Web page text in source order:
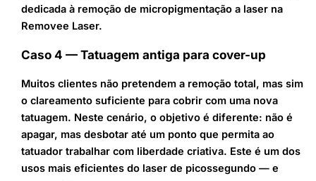
dedicada à remoção de micropigmentação a laser na
Removee Laser.
Caso 4 — Tatuagem antiga para cover-up
Muitos clientes não pretendem a remoção total, mas sim
o clareamento suficiente para cobrir com uma nova
tatuagem. Neste cenário, o objetivo é diferente: não é
apagar, mas desbotar até um ponto que permita ao
tatuador trabalhar com liberdade criativa. Este é um dos
usos mais eficientes do laser de picossegundo — e